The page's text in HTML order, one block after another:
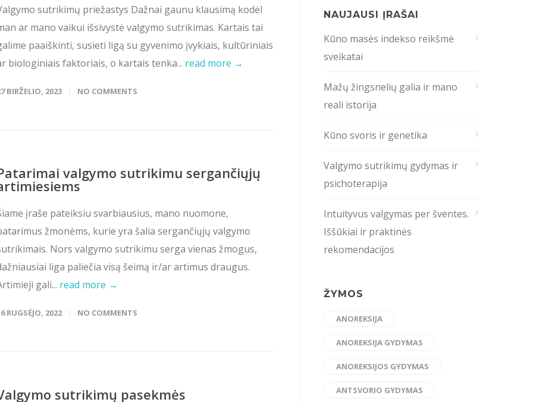
sutrikimų priežastys Dažnai gaunu klausimą kodėl
ar mano vaikui išsivystė valgymo sutrikimas. Kartais tai
paaiškinti, susieti ligą su gyvenimo įvykiais, kultūriniais
biologiniais faktoriais, o kartais tenka... read more →
BIRŽELIO, 2023 NO COMMENTS
valgymo sutrikimu sergančiųjų
įraše pateiksiu svarbiausius, mano nuomone,
žmonėms, kurie yra šalia sergančiųjų valgymo
Nors valgymo sutrikimu serga vienas žmogus,
liga paliečia visą šeimą ir/ar artimus draugus.
gali... read more →
RUGSĖJO, 2022 NO COMMENTS
sutrikimų pasekmės
NAUJAUSI ĮRAŠAI
Kūno masės indekso reikšmė
sveikatai
Mažų žingsnelių galia ir mano
reali istorija
Kūno svoris ir genetika
Valgymo sutrikimų gydymas ir
psichoterapija
Intuityvus valgymas per šventes.
Iššūkiai ir praktinės
rekomendacijos
ŽYMOS
ANOREKSIJA
ANOREKSIJA GYDYMAS
ANOREKSIJOS GYDYMAS
ANTSVORIO GYDYMAS